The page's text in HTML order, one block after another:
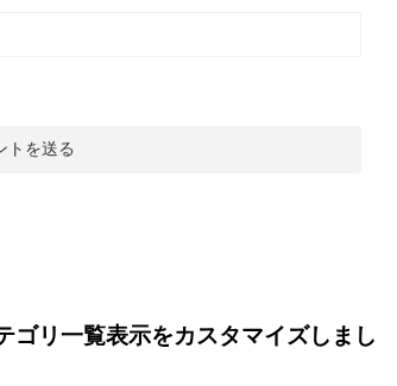
リ一覧表示をカスタマイズしまし